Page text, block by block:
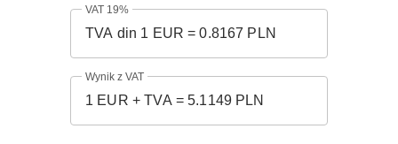
VAT 19%
Wynik z VAT